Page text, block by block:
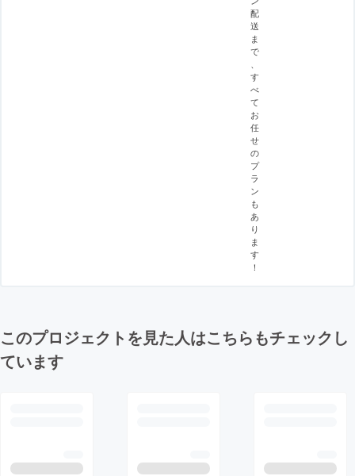
配
送
ま
で
す
べ
て
お
任
せ
の
プ
ラ
ン
も
あ
り
ま
す
！
このプロジェクトを見た人はこちらもチェックし
ています